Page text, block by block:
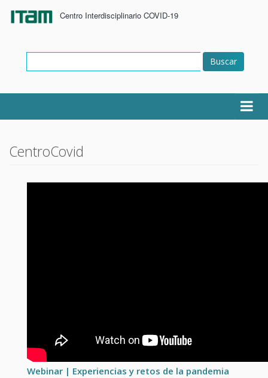
Centro Interdisciplinario COVID-19
Buscar
CentroCovid
Webinar | Experiencias y retos de la pandemia